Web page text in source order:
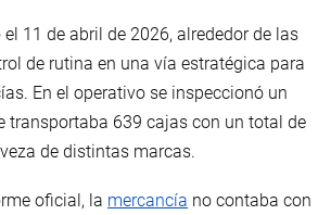
11 de abril de 2026, alrededor de las
de rutina en una vía estratégica para
En el operativo se inspeccionó un
transportaba 639 cajas con un total de
de distintas marcas.
oficial, la mercancía no contaba con